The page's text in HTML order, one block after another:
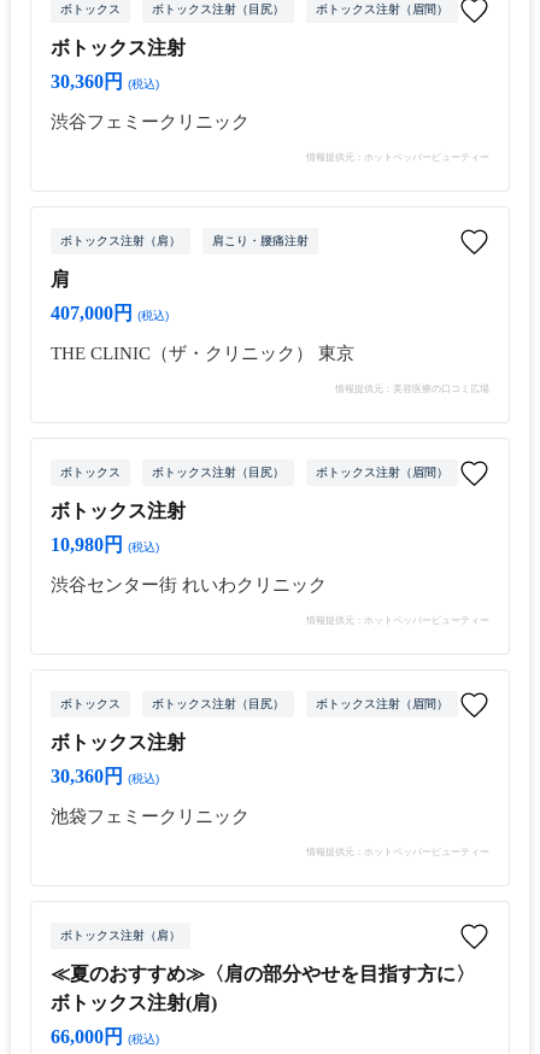
ボトックス ボトックス注射（目尻） ボトックス注射（眉間） ボトック
ボトックス注射
30,360円
(税込)
渋谷フェミークリニック
情報提供元：ホットペッパービューティー
ボトックス注射（肩） 肩こり・腰痛注射
肩
407,000円
(税込)
THE CLINIC（ザ・クリニック） 東京
情報提供元：美容医療の口コミ広場
ボトックス ボトックス注射（目尻） ボトックス注射（眉間） ボトック
ボトックス注射
10,980円
(税込)
渋谷センター街 れいわクリニック
情報提供元：ホットペッパービューティー
ボトックス ボトックス注射（目尻） ボトックス注射（眉間） ボトック
ボトックス注射
30,360円
(税込)
池袋フェミークリニック
情報提供元：ホットペッパービューティー
ボトックス注射（肩）
≪夏のおすすめ≫〈肩の部分やせを目指す方に〉
ボトックス注射(肩)
66,000円
(税込)